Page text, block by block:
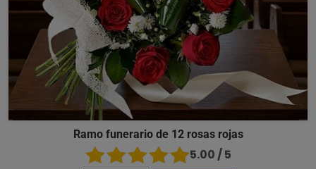
Ramo funerario de 12 rosas rojas
5.00 / 5